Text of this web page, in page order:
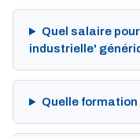
Quel salaire
industrielle'
Quelle